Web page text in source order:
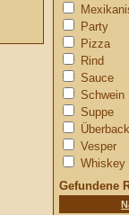
Party
Pizza
Rind
Sauce
Schwein
Suppe
Vesper
Whiskey
Gefundene